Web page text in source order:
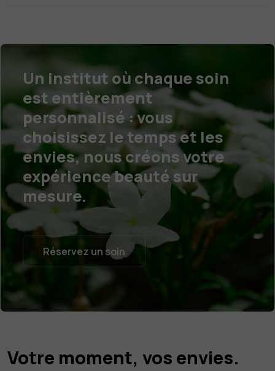
Un institut où chaque soin
est entièrement
personnalisé : vous
choisissez le temps et les
envies, nous créons votre
expérience beauté sur
mesure.
Réservez un soin
Votre moment, vos envies.